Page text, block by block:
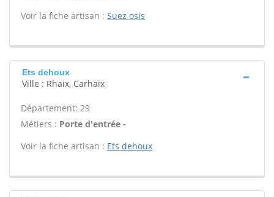
Voir la fiche artisan : Suez osis
Ets dehoux
Ville : Rhaix, Carhaix
Département: 29
Métiers : Porte d'entrée -
Voir la fiche artisan : Ets dehoux